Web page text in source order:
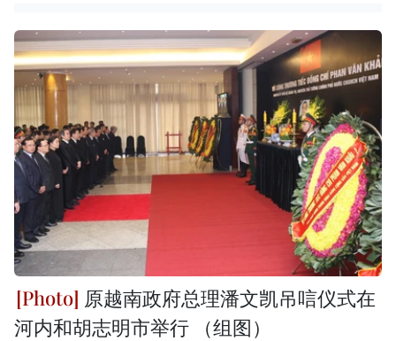
原越南政府总理潘文凯吊唁仪式在
河内和胡志明市举行 （组图）